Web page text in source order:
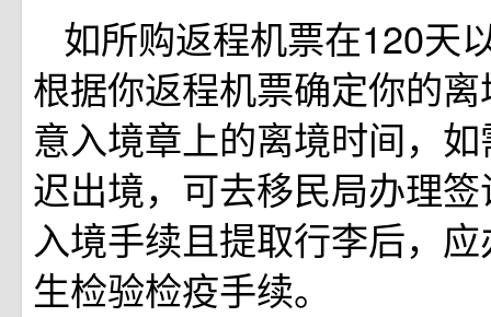
如所购返程机票在120天
根据你返程机票确定你的
意入境章上的离境时间，
迟出境，可去移民局办理
入境手续且提取行李后，
生检验检疫手续。